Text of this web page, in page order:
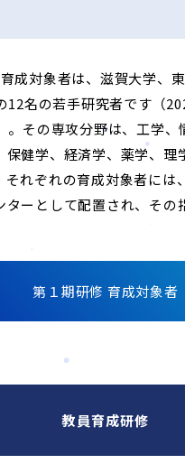
成対象者は、滋賀大学、
12名の若手研究者です（
。その専攻分野は、工学、
保健学、経済学、薬学、理
それぞれの育成対象者には
ターとして配置され、その
第１期研修 育成対象者
教員育成研修